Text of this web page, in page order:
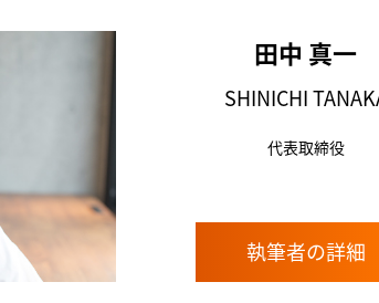
田中 真一
SHINICHI
代表取締役
執筆者の詳細